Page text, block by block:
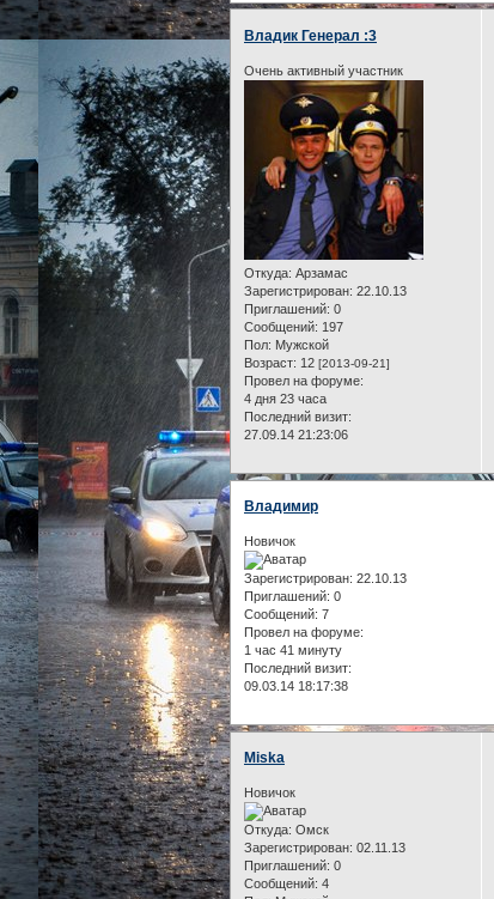
Владик Генерал :3
Очень активный участник
Откуда: Арзамас
Зарегистрирован: 22.10.13
Приглашений: 0
Сообщений: 197
Пол: Мужской
Возраст: 12 [2013-09-21]
Провел на форуме:
4 дня 23 часа
Последний визит:
27.09.14 21:23:06
Владимир
Новичок
Зарегистрирован: 22.10.13
Приглашений: 0
Сообщений: 7
Провел на форуме:
1 час 41 минуту
Последний визит:
09.03.14 18:17:38
Miska
Новичок
Откуда: Омск
Зарегистрирован: 02.11.13
Приглашений: 0
Сообщений: 4